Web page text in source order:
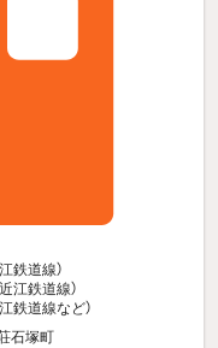
鉄道線）
江鉄道線）
鉄道線など）
石塚町